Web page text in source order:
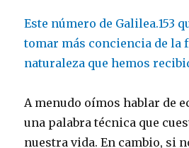
Este número de Galilea.153
tomar más conciencia de la
naturaleza que hemos
A menudo oímos hablar de
una palabra técnica que
nuestra vida. En cambio, si